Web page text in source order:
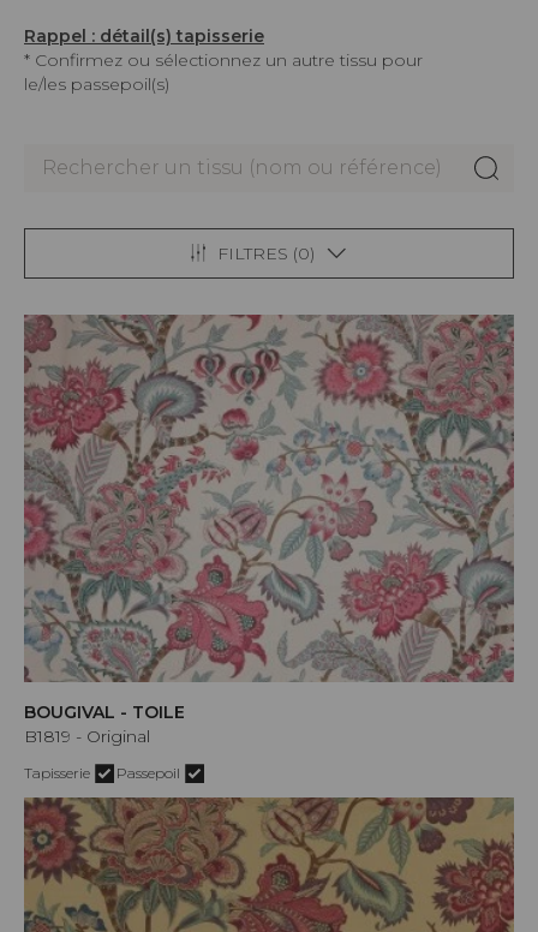
Rappel : détail(s) tapisserie
* Confirmez ou sélectionnez un autre tissu pour
le/les passepoil(s)
FILTRES (0)
BOUGIVAL - TOILE
B1819 - Original
Tapisserie Passepoil